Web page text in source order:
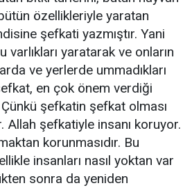
özellikleriyle yaratan
şefkati yazmıştır. Yani
varlıkları yaratarak ve onların
ve yerlerde ummadıkları
en çok önem verdiği
şefkatin şefkat olması
Allah şefkatiyle insanı koruyor.
korunmasıdır. Bu
insanları nasıl yoktan var
sonra da yeniden